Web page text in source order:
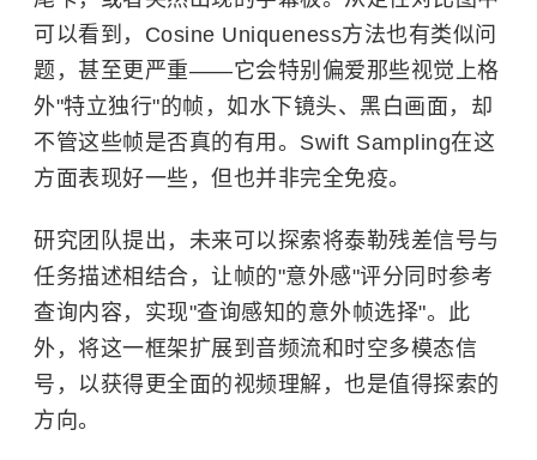
可以看到，Cosine Uniqueness方法也有类似问
题，甚至更严重——它会特别偏爱那些视觉上格
外"特立独行"的帧，如水下镜头、黑白画面，却
不管这些帧是否真的有用。Swift Sampling在这
方面表现好一些，但也并非完全免疫。
研究团队提出，未来可以探索将泰勒残差信号与
任务描述相结合，让帧的"意外感"评分同时参考
查询内容，实现"查询感知的意外帧选择"。此
外，将这一框架扩展到音频流和时空多模态信
号，以获得更全面的视频理解，也是值得探索的
方向。